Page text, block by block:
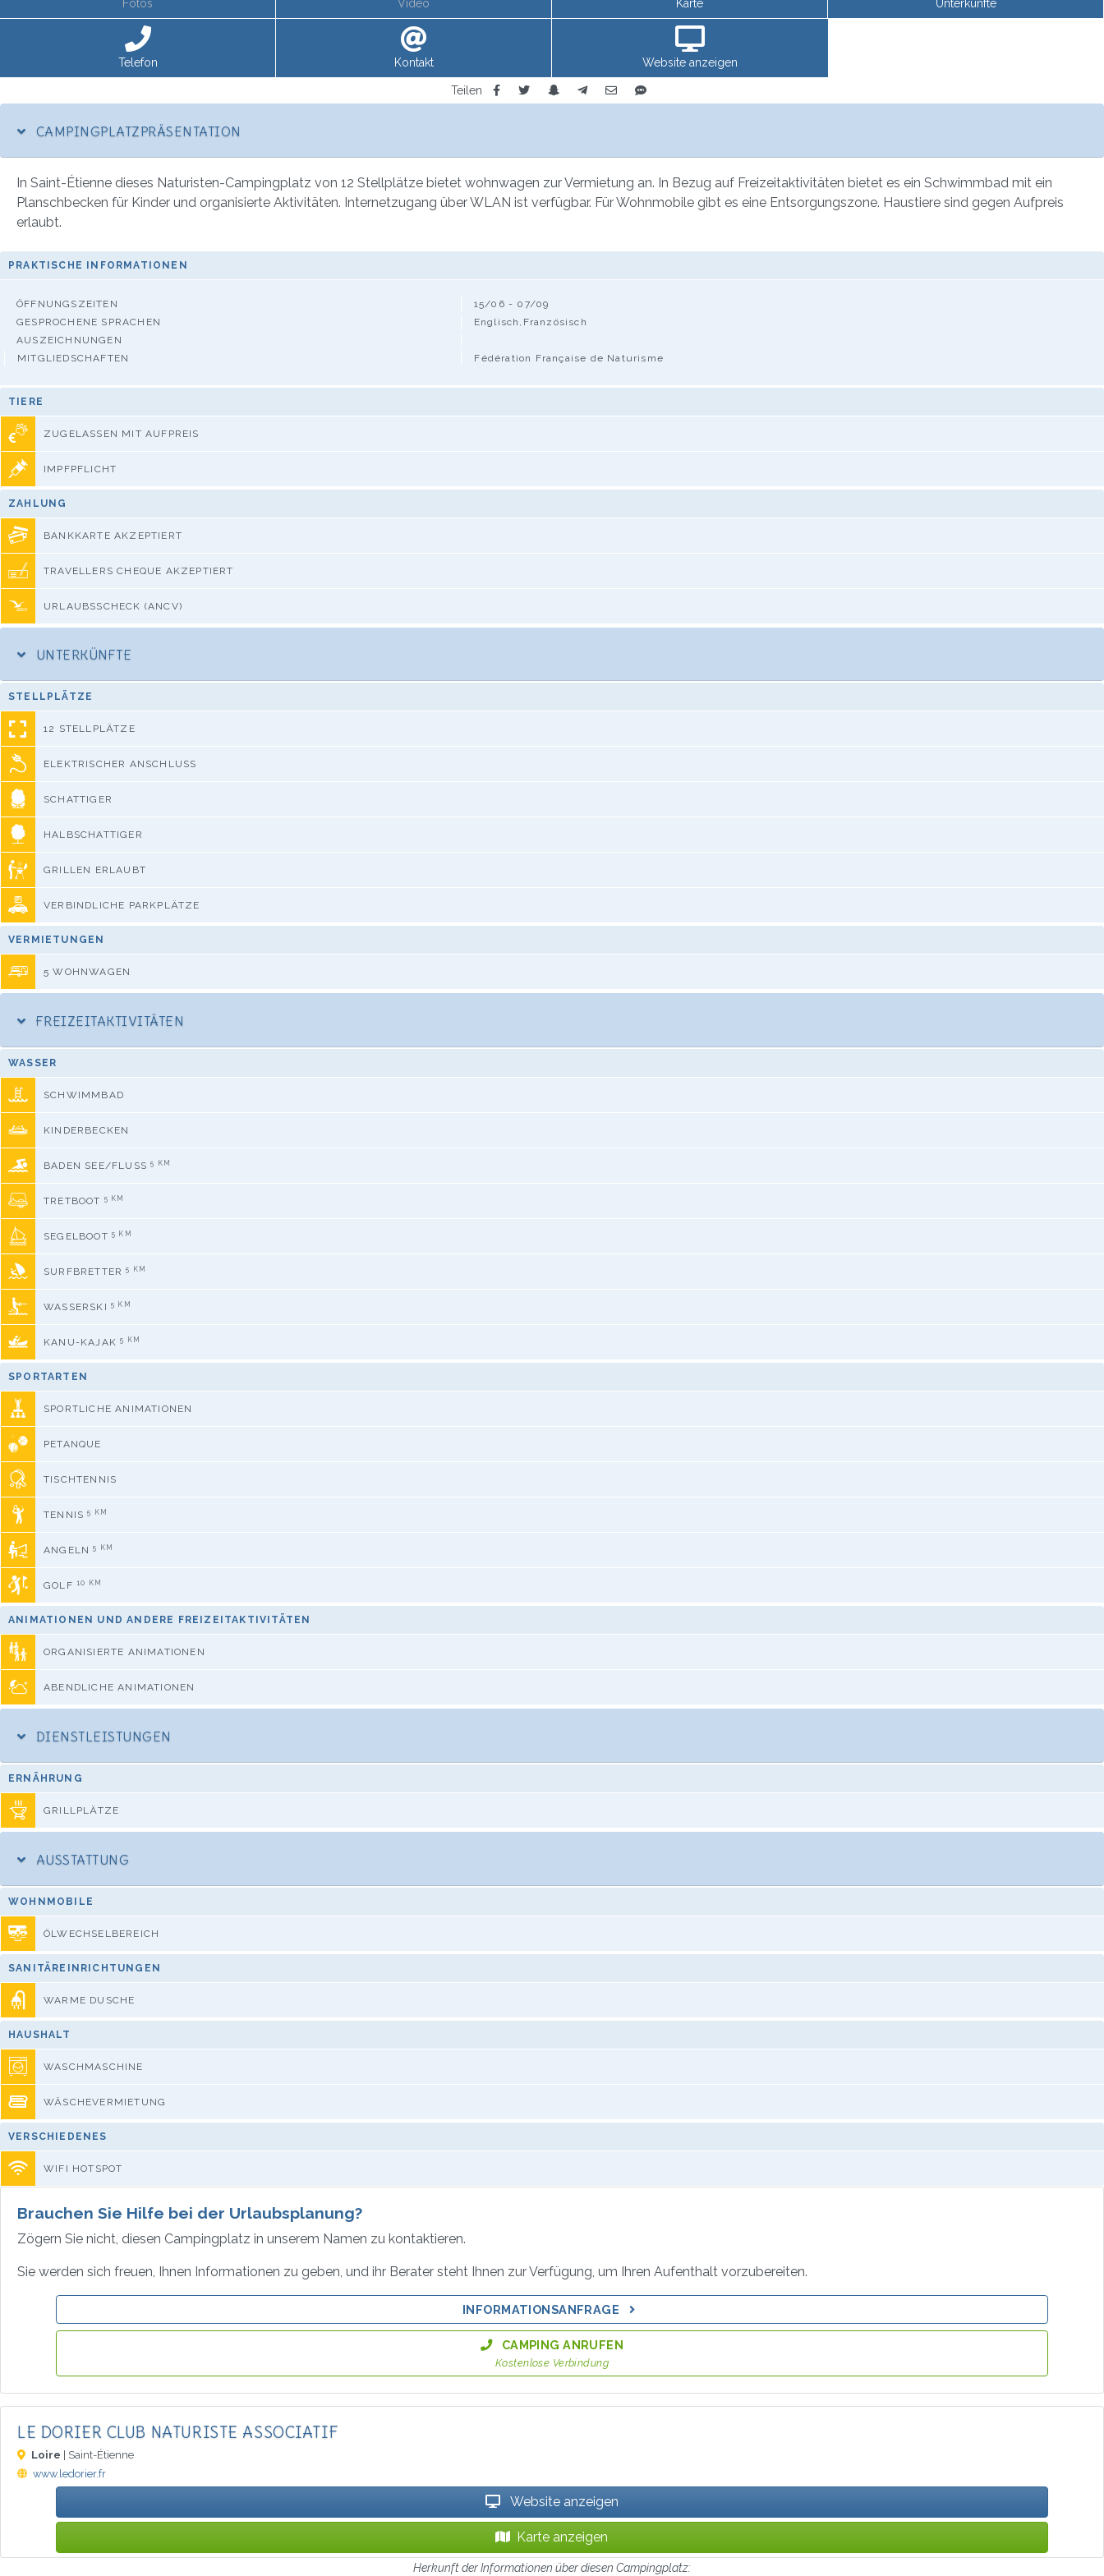
Fotos Video Karte Unterkünfte
Telefon Kontakt Website anzeigen
Teilen
CAMPINGPLATZPRÄSENTATION
In Saint-Étienne dieses Naturisten-Campingplatz von 12 Stellplätze bietet wohnwagen zur Vermietung an. In Bezug auf Freizeitaktivitäten bietet es ein Schwimmbad mit ein
Planschbecken für Kinder und organisierte Aktivitäten. Internetzugang über WLAN ist verfügbar. Für Wohnmobile gibt es eine Entsorgungszone. Haustiere sind gegen Aufpreis
erlaubt.
PRAKTISCHE INFORMATIONEN
ÖFFNUNGSZEITEN
15/06 - 07/09
GESPROCHENE SPRACHEN
Englisch,Französisch
AUSZEICHNUNGEN
MITGLIEDSCHAFTEN
Fédération Française de Naturisme
TIERE
ZUGELASSEN MIT AUFPREIS
IMPFPFLICHT
ZAHLUNG
BANKKARTE AKZEPTIERT
TRAVELLERS CHEQUE AKZEPTIERT
URLAUBSSCHECK (ANCV)
UNTERKÜNFTE
STELLPLÄTZE
12 STELLPLÄTZE
ELEKTRISCHER ANSCHLUSS
SCHATTIGER
HALBSCHATTIGER
GRILLEN ERLAUBT
VERBINDLICHE PARKPLÄTZE
VERMIETUNGEN
5 WOHNWAGEN
FREIZEITAKTIVITÄTEN
WASSER
SCHWIMMBAD
KINDERBECKEN
BADEN SEE/FLUSS5 KM
TRETBOOT 5 KM
SEGELBOOT 5 KM
SURFBRETTER5 KM
WASSERSKI 5 KM
KANU-KAJAK5 KM
SPORTARTEN
SPORTLICHE ANIMATIONEN
PETANQUE
TISCHTENNIS
TENNIS5 KM
ANGELN5 KM
GOLF 10 KM
ANIMATIONEN UND ANDERE FREIZEITAKTIVITÄTEN
ORGANISIERTE ANIMATIONEN
ABENDLICHE ANIMATIONEN
DIENSTLEISTUNGEN
ERNÄHRUNG
GRILLPLÄTZE
AUSSTATTUNG
WOHNMOBILE
ÖLWECHSELBEREICH
SANITÄREINRICHTUNGEN
WARME DUSCHE
HAUSHALT
WASCHMASCHINE
WÄSCHEVERMIETUNG
VERSCHIEDENES
WIFI HOTSPOT
Brauchen Sie Hilfe bei der Urlaubsplanung?
Zögern Sie nicht, diesen Campingplatz in unserem Namen zu kontaktieren.
Sie werden sich freuen, Ihnen Informationen zu geben, und ihr Berater steht Ihnen zur Verfügung, um Ihren Aufenthalt vorzubereiten.
INFORMATIONSANFRAGE
CAMPING ANRUFEN
Kostenlose Verbindung
LE DORIER CLUB NATURISTE ASSOCIATIF
Loire | Saint-Étienne
www.ledorier.fr
Website anzeigen
Karte anzeigen
Herkunft der Informationen über diesen Campingplatz: